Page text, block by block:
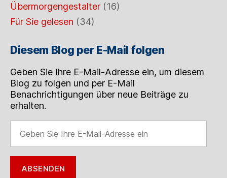
Übermorgengestalter (16)
Für Sie gelesen (34)
Diesem Blog per E-Mail folgen
Geben Sie Ihre E-Mail-Adresse ein, um diesem
Blog zu folgen und per E-Mail
Benachrichtigungen über neue Beiträge zu
erhalten.
Sie
Ihre
E-
Mail-ABSENDEN